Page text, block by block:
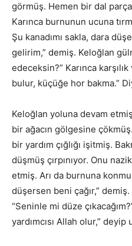
görmüş. Hemen bir dal
Karınca burnunun ucuna
Şu kanadımı sakla, dara
gelirim,” demiş. Keloğlan
edeceksin?” Karınca
bulur, küçüğe hor bakma.”
Keloğlan yoluna devam
bir ağacın gölgesine
bir yardım çığlığı işitmiş.
düşmüş çırpınıyor. Onu
etmiş. Arı da burnuna
düşersen beni çağır,”
“Seninle mi düze
yardımcısı Allah olur,” deyip